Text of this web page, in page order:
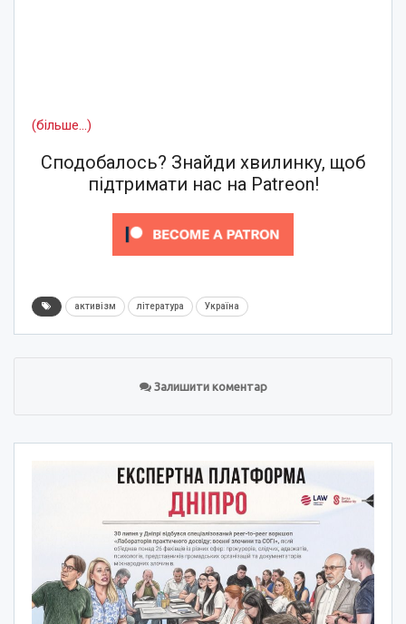
(більше…)
Сподобалось? Знайди хвилинку, щоб
підтримати нас на Patreon!
активізм література Україна
Залишити коментар